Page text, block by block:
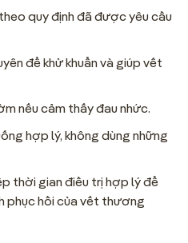
quy định đã được yêu cầu
để khử khuẩn và giúp vết
nếu cảm thấy đau nhức.
hợp lý, không dùng những
thời gian điều trị hợp lý để
phục hồi của vết thương